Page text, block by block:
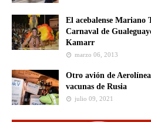
El acebalense Mariano
Carnaval de
Kamarr
marzo 06, 2013
Otro avión de
vacunas de Rusia
julio 09, 2021